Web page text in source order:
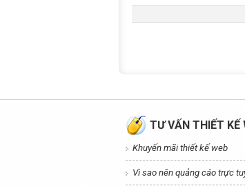
TƯ VẤN THIẾT KẾ
Khuyến mãi thiết kế web
Vì sao nên quảng cáo trực